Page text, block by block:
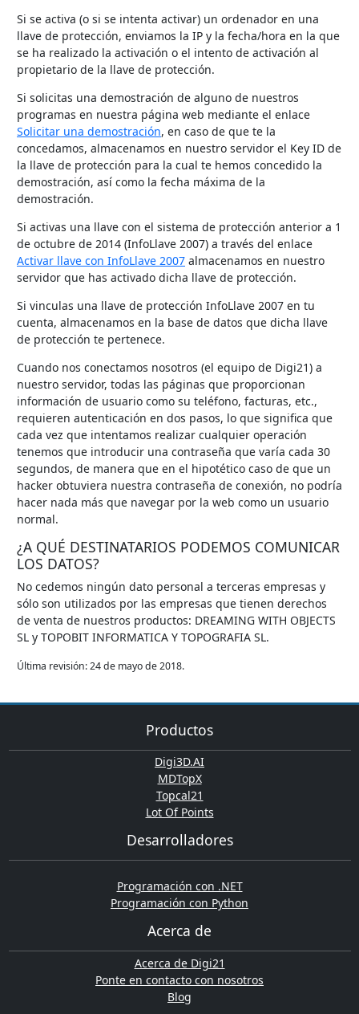
Si se activa (o si se intenta activar) un ordenador en una
llave de protección, enviamos la IP y la fecha/hora en la que
se ha realizado la activación o el intento de activación al
propietario de la llave de protección.
Si solicitas una demostración de alguno de nuestros
programas en nuestra página web mediante el enlace
Solicitar una demostración, en caso de que te la
concedamos, almacenamos en nuestro servidor el Key ID de
la llave de protección para la cual te hemos concedido la
demostración, así como la fecha máxima de la
demostración.
Si activas una llave con el sistema de protección anterior a 1
de octubre de 2014 (InfoLlave 2007) a través del enlace
Activar llave con InfoLlave 2007 almacenamos en nuestro
servidor que has activado dicha llave de protección.
Si vinculas una llave de protección InfoLlave 2007 en tu
cuenta, almacenamos en la base de datos que dicha llave
de protección te pertenece.
Cuando nos conectamos nosotros (el equipo de Digi21) a
nuestro servidor, todas las páginas que proporcionan
información de usuario como su teléfono, facturas, etc.,
requieren autenticación en dos pasos, lo que significa que
cada vez que intentamos realizar cualquier operación
tenemos que introducir una contraseña que varía cada 30
segundos, de manera que en el hipotético caso de que un
hacker obtuviera nuestra contraseña de conexión, no podría
hacer nada más que navegar por la web como un usuario
normal.
¿A QUÉ DESTINATARIOS PODEMOS COMUNICAR
LOS DATOS?
No cedemos ningún dato personal a terceras empresas y
sólo son utilizados por las empresas que tienen derechos
de venta de nuestros productos: DREAMING WITH OBJECTS
SL y TOPOBIT INFORMATICA Y TOPOGRAFIA SL.
Última revisión: 24 de mayo de 2018.
Productos
Digi3D.AI
MDTopX
Topcal21
Lot Of Points
Desarrolladores
Programación con .NET
Programación con Python
Acerca de
Acerca de Digi21
Ponte en contacto con nosotros
Blog